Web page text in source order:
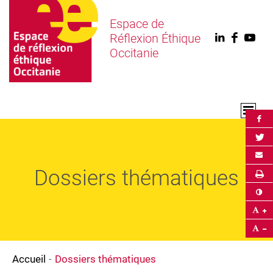
Espace de
Réflexion Éthique
Occitanie
Linkedin
Dossiers thématiques
Accueil Dossiers thématiques